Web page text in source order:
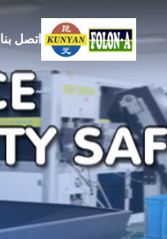
اتصل بنا